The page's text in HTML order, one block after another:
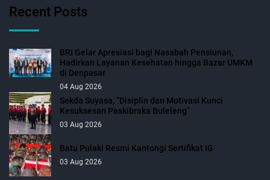
Recent Posts
BRI Gelar Apresiasi bagi Nasabah Pensiunan,
Hadirkan Layanan Kesehatan hingga Bazar UMKM
di Denpasar
04 Aug 2026
Sekda Suyasa, “Disiplin dan Motivasi Kunci
Kesuksesan Paskibraka Buleleng”
03 Aug 2026
Batu Pulaki Resmi Kantongi Sertifikat IG
03 Aug 2026